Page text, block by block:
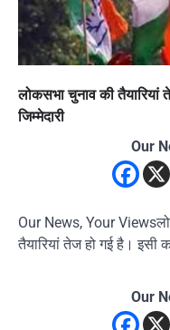
लोकसभा चुनाव की तैयारियां
जिम्मेदारी
Our
Our News, Your
तैयारियां तेज हो गई है। इसी
Our